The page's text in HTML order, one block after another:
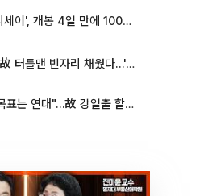
놀란 감독 '오디세이', 개봉 4일 만에 100만 돌파⋯'왕사남' 보다 빠르다
'불명' 문세윤, 故 터틀맨 빈자리 채웠다…'거북이' 눈물의 최종 우승
추미애 "우리 목표는 연대"…故 강일출 할머니 흉상 제막